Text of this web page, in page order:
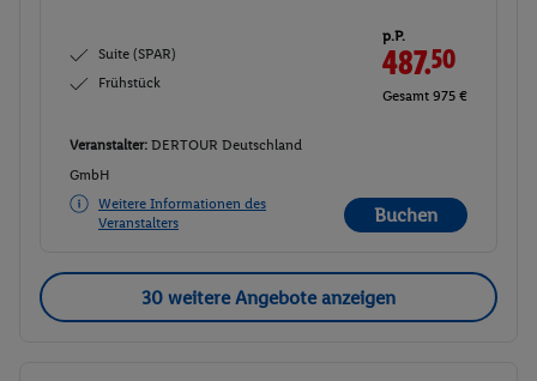
Suite (SPAR)
Frühstück
p.P.
487.50
Gesamt 975 €
Veranstalter: DERTOUR Deutschland
GmbH
Weitere Informationen des
Veranstalters
Buchen
30 weitere Angebote anzeigen